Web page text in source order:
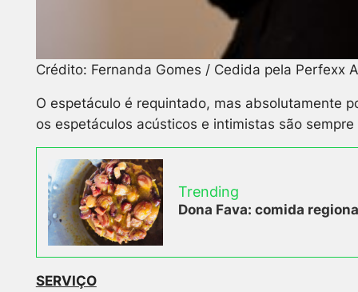
Crédito: Fernanda Gomes / Cedida pela Perfexx
O espetáculo é requintado, mas absolutamente
os espetáculos acústicos e intimistas são
Trending
Dona Fava: comida
SERVIÇO